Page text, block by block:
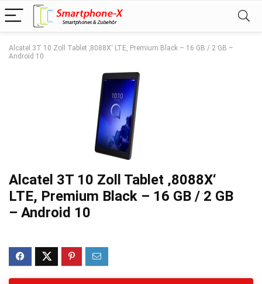
Alcatel 3T 10 Zoll Tablet ‚8088X‘ LTE, Premium Black – 16 GB / 2 GB –
Android 10
Alcatel 3T 10 Zoll Tablet ‚8088X‘
LTE, Premium Black – 16 GB / 2 GB
– Android 10